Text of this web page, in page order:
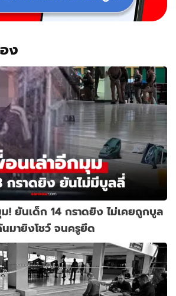
ง
! ยันเด็ก 14 กราดยิง ไม่เคยถูกบูล
มายิงโชว์ จนครูยึด